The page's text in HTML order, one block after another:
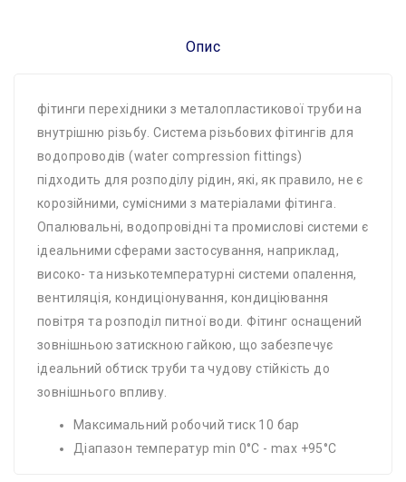
Опис
фітинги перехідники з металопластикової труби на
внутрішню різьбу. Система різьбових фітингів для
водопроводів (water compression fittings)
підходить для розподілу рідин, які, як правило, не є
корозійними, сумісними з матеріалами фітинга.
Опалювальні, водопровідні та промислові системи є
ідеальними сферами застосування, наприклад,
високо- та низькотемпературні системи опалення,
вентиляція, кондиціонування, кондиціювання
повітря та розподіл питної води. Фітинг оснащений
зовнішньою затискною гайкою, що забезпечує
ідеальний обтиск труби та чудову стійкість до
зовнішнього впливу.
Максимальний робочий тиск 10 бар
Діапазон температур min 0°C - max +95°C